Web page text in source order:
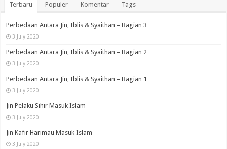
Terbaru Populer Komentar Tags
Perbedaan Antara Jin, Iblis & Syaithan – Bagian 3
3 July 2020
Perbedaan Antara Jin, Iblis & Syaithan – Bagian 2
3 July 2020
Perbedaan Antara Jin, Iblis & Syaithan – Bagian 1
3 July 2020
Jin Pelaku Sihir Masuk Islam
3 July 2020
Jin Kafir Harimau Masuk Islam
3 July 2020